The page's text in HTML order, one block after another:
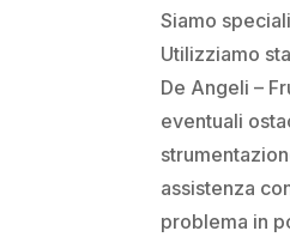
Siamo
Utilizziamo
De Angeli –
eventuali
assistenza
problema in